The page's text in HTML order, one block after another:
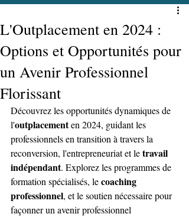
L'Outplacement en 2024 :
Options et Opportunités pour
un Avenir Professionnel
Florissant
Découvrez les opportunités dynamiques de
l'outplacement en 2024, guidant les
professionnels en transition à travers la
reconversion, l'entrepreneuriat et le travail
indépendant. Explorez les programmes de
formation spécialisés, le coaching
professionnel, et le soutien nécessaire pour
façonner un avenir professionnel